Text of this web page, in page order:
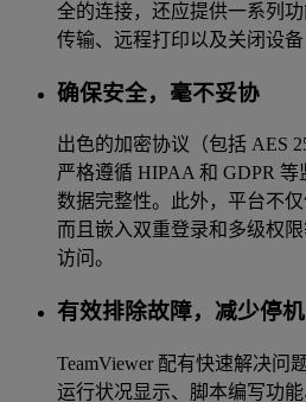
全的连接，还应提供一系列
传输、远程打印以及关闭设备
确保安全，毫不妥协
出色的加密协议（包括 AES
严格遵循 HIPAA 和 GDPR
数据完整性。此外，平台不
而且嵌入双重登录和多级权
访问。
有效排除故障，减少停
TeamViewer 配有快速解决问
运行状况显示、脚本编写功